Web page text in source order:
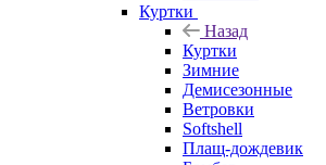
Куртки
Назад
Куртки
Зимние
Демисезонные
Ветровки
Softshell
Плащ-дождевик